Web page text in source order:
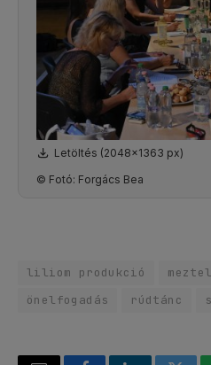
Letöltés (2048x1363 px)
© Fotó: Forgács Bea
liliom produkció
önelfogadás
rúdtánc